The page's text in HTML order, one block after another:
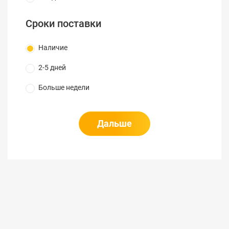
внутренние
105х100х260 мм
Размеры
смотрового
окна
Класс защиты IP66
-25°С…+40°С
Сроки поставки
Наличие
2-5 дней
Больше недели
Дальше